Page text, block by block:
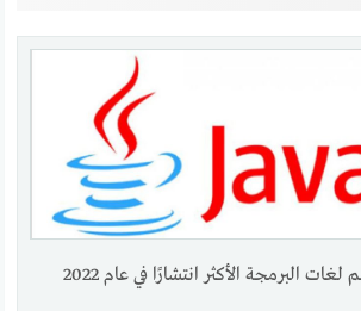
لغات البرمجة الأكثر انتشارًا في عام 2022